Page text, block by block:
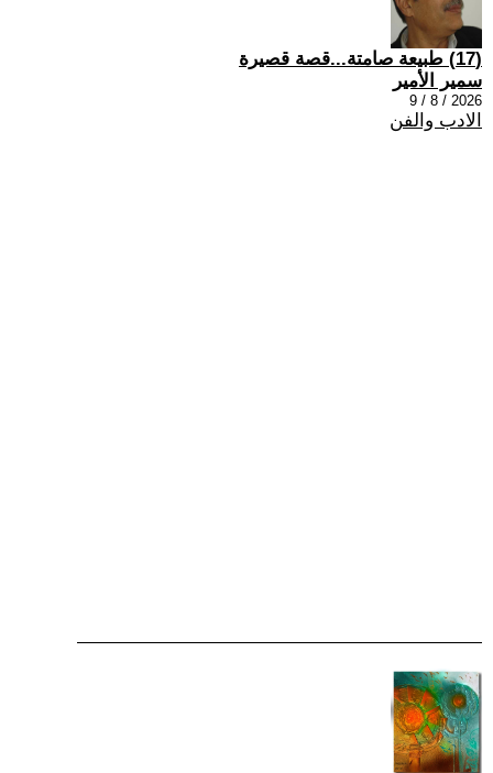
(17) طبيعة صامتة...قصة قصيرة
سمير الأمير
2026 / 8 / 9
الادب والفن